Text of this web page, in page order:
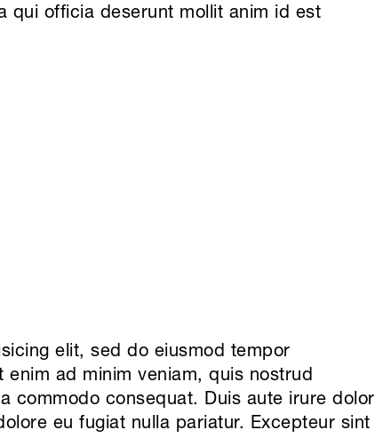
qui officia deserunt mollit anim id est
elit, sed do eiusmod tempor
ad minim veniam, quis nostrud
commodo consequat. Duis aute irure dolor
eu fugiat nulla pariatur. Excepteur sint